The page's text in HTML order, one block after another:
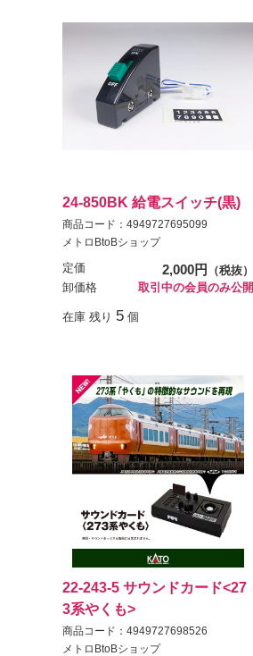
24-850BK 給電スイッチ(黒)
商品コード：4949727695099
メトロBtoBショップ
定価 2,000円
（税抜）
卸価格
取引中の会員のみ公開
在庫 残り 5 個
22-243-5 サウンドカード<27
3系やくも>
商品コード：4949727698526
メトロBtoBショップ